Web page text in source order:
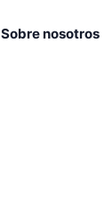
Sobre nosotros